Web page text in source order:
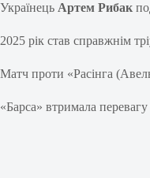
Українець Артем Рибак
2025 рік став справжнім
Матч проти «Расінга
«Барса» втримала